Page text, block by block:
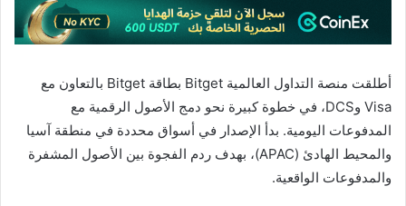
أطلقت منصة التداول العالمية Bitget بطاقة Bitget بالتعاون مع
Visa وDCS، في خطوة كبيرة نحو دمج الأصول الرقمية مع
المدفوعات اليومية. بدأ الإصدار في أسواق محددة في منطقة آسيا
والمحيط الهادئ (APAC)، بهدف ردم الفجوة بين الأصول المشفرة
والمدفوعات الواقعية.